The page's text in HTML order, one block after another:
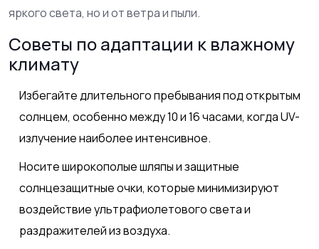
яркого света, но и от ветра и пыли.
Советы по адаптации к влажному
климату
Избегайте длительного пребывания под открытым
солнцем, особенно между 10 и 16 часами, когда UV-
излучение наиболее интенсивное.
Носите широкополые шляпы и защитные
солнцезащитные очки, которые минимизируют
воздействие ультрафиолетового света и
раздражителей из воздуха.